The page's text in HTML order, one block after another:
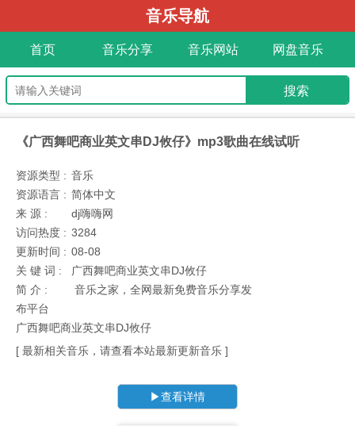
音乐导航
首页 音乐分享 音乐网站 网盘音乐
《广西舞吧商业英文串DJ攸仔》mp3歌曲在线试听
资源类型 : 音乐
资源语言 : 简体中文
来 源 :
dj嗨嗨网
访问热度 : 3284
更新时间 : 08-08
关 键 词 :
广西舞吧商业英文串DJ攸仔
简 介 :
音乐之家，全网最新免费音乐分享发
布平台
广西舞吧商业英文串DJ攸仔
[ 最新相关音乐，请查看本站最新更新音乐 ]
▶查看详情